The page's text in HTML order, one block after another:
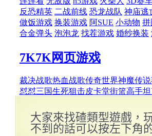
大家來找碴類型遊戲，
不到的話可以按左下角